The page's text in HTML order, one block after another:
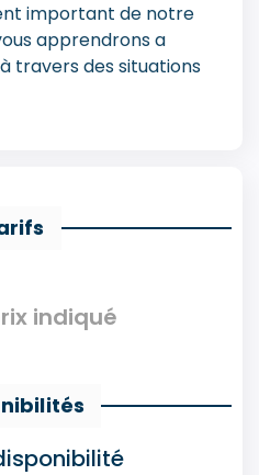
important de notre
apprendrons a
travers des situations
indiqué